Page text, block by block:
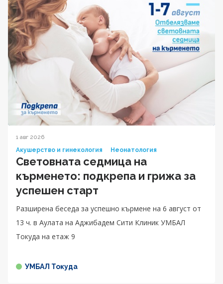
1 авг 2026
Акушерство и гинекология
Неонатология
Световната седмица на
кърменето: подкрепа и грижа за
успешен старт
Разширена беседа за успешно кърмене на 6 август от
13 ч. в Аулата на Аджибадем Сити Клиник УМБАЛ
Токуда на етаж 9
УМБАЛ Токуда